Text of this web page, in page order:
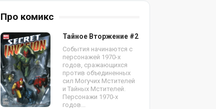
Про комикс
Тайное Вторжение #2
События начинаются с
персонажей 1970-х
годов, сражающихся
против объединенных
сил Могучих Мстителей
и Тайных Мстителей.
Персонажи 1970-х
годов...